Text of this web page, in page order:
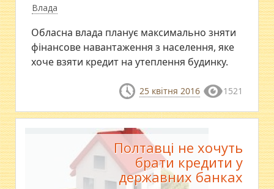
Влада
Обласна влада планує максимально зняти
фінансове навантаження з населення, яке
хоче взяти кредит на утеплення будинку.
25 квітня 2016 1521
Полтавці не хочуть
брати кредити у
державних банках